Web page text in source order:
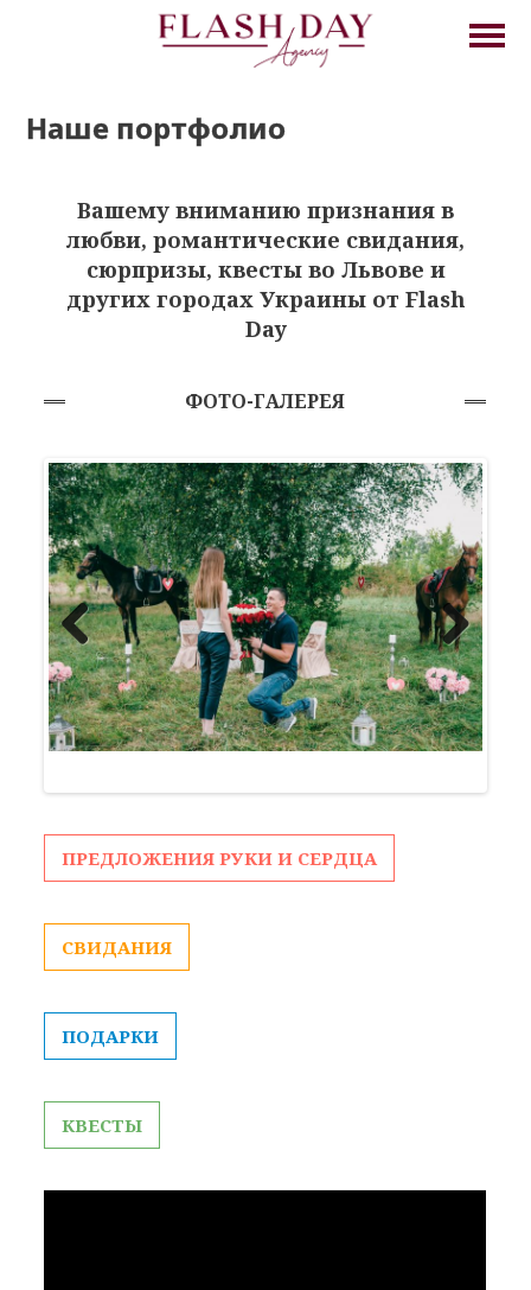
Наше портфолио
Вашему вниманию признания в
любви, романтические свидания,
сюрпризы, квесты во Львове и
других городах Украины от Flash
Day
ФОТО-ГАЛЕРЕЯ
Previous Next
ПРЕДЛОЖЕНИЯ РУКИ И СЕРДЦА
СВИДАНИЯ
ПОДАРКИ
КВЕСТЫ